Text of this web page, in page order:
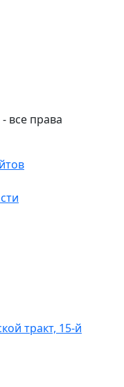
все права
тракт, 15-й